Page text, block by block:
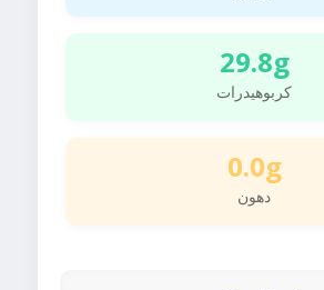
29.8g
كربوهيدرات
0.0g
دهون